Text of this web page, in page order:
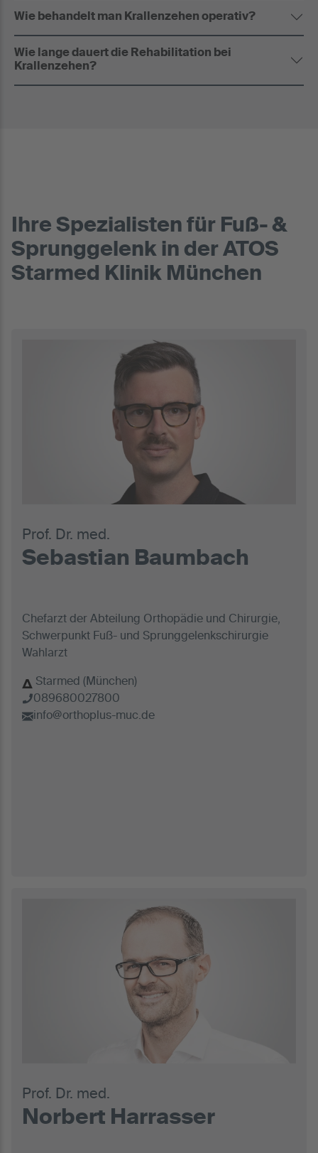
Wie behandelt man Krallenzehen operativ?
Wie lange dauert die Rehabilitation bei
Krallenzehen?
Ihre Spezialisten für Fuß- &
Sprunggelenk in der ATOS
Starmed Klinik München
Prof. Dr. med.
Sebastian Baumbach
Chefarzt der Abteilung Orthopädie und Chirurgie,
Schwerpunkt Fuß- und Sprunggelenkschirurgie
Wahlarzt
Starmed (München)
089680027800
info@orthoplus-muc.de
Prof. Dr. med.
Norbert Harrasser